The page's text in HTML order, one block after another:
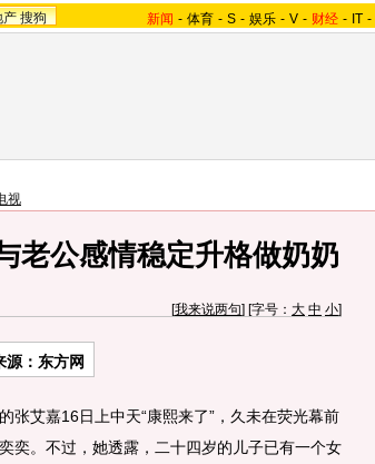
产 搜狗 新闻 - 体育 - S - 娱乐 - V - 财经 - IT -
视
老公感情稳定升格做奶奶
[我来说两句] [字号： 大 中 小]
源：东方网
艾嘉16日上中天“康熙来了”，久未在荧光幕前
奕。不过，她透露，二十四岁的儿子已有一个女